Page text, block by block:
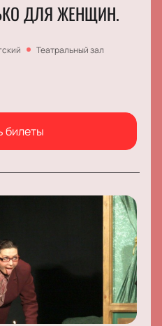
ДЛЯ ЖЕНЩИН.
Театральный зал
билеты